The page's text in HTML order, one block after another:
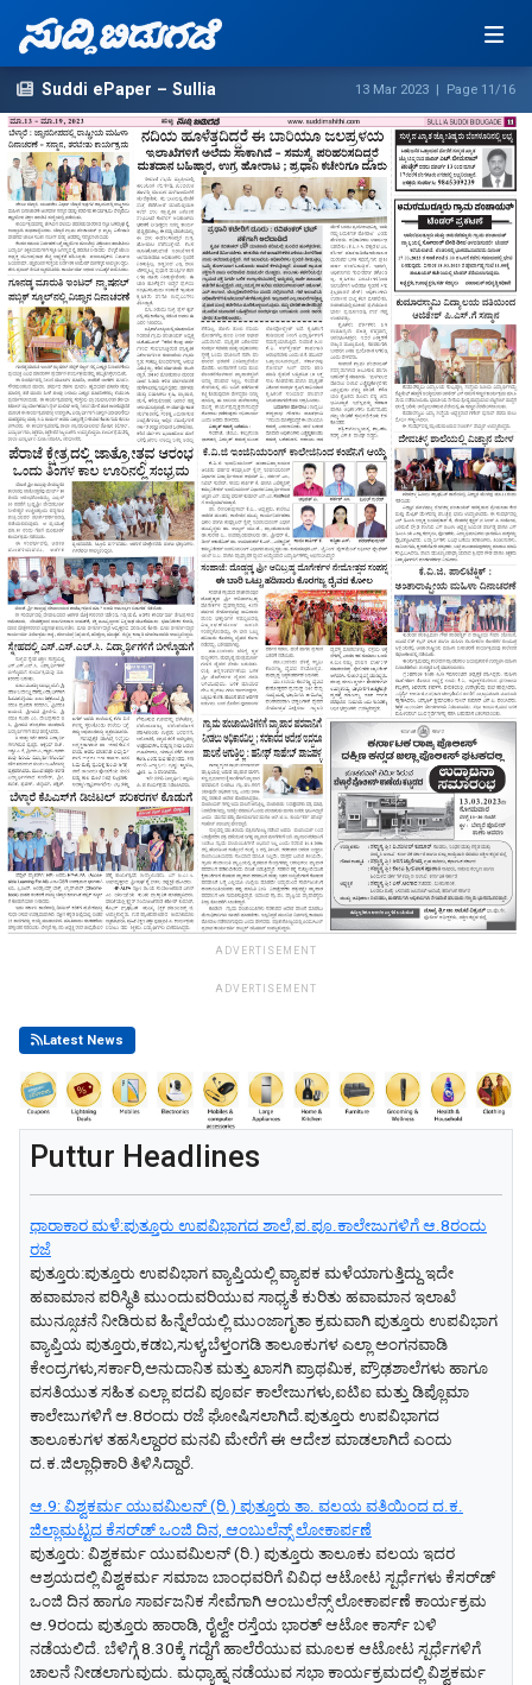
ADVERTISEMENT
Suddi ePaper – Sullia 13 Mar 2023 | Page 11/16
ADVERTISEMENT
Latest News
Puttur Headlines
ಧಾರಾಕಾರ ಮಳೆ:ಪುತ್ತೂರು ಉಪವಿಭಾಗದ ಶಾಲೆ,ಪ.ಪೂ.ಕಾಲೇಜುಗಳಿಗೆ ಆ.8ರಂದು
ರಜೆ
ಪುತ್ತೂರು:ಪುತ್ತೂರು ಉಪವಿಭಾಗ ವ್ಯಾಪ್ತಿಯಲ್ಲಿ ವ್ಯಾಪಕ ಮಳೆಯಾಗುತ್ತಿದ್ದು ಇದೇ
ಹವಾಮಾನ ಪರಿಸ್ಥಿತಿ ಮುಂದುವರಿಯುವ ಸಾಧ್ಯತೆ ಕುರಿತು ಹವಾಮಾನ ಇಲಾಖೆ
ಮುನ್ಸೂಚನೆ ನೀಡಿರುವ ಹಿನ್ನೆಲೆಯಲ್ಲಿ ಮುಂಜಾಗೃತಾ ಕ್ರಮವಾಗಿ ಪುತ್ತೂರು ಉಪವಿಭಾಗ
ವ್ಯಾಪ್ತಿಯ ಪುತ್ತೂರು,ಕಡಬ,ಸುಳ್ಯ,ಬೆಳ್ತಂಗಡಿ ತಾಲೂಕುಗಳ ಎಲ್ಲಾ ಅಂಗನವಾಡಿ
ಕೇಂದ್ರಗಳು,ಸರ್ಕಾರಿ,ಅನುದಾನಿತ ಮತ್ತು ಖಾಸಗಿ ಪ್ರಾಥಮಿಕ, ಪ್ರೌಢಶಾಲೆಗಳು ಹಾಗೂ
ವಸತಿಯುತ ಸಹಿತ ಎಲ್ಲಾ ಪದವಿ ಪೂರ್ವ ಕಾಲೇಜುಗಳು,ಐಟಿಐ ಮತ್ತು ಡಿಪ್ಲೊಮಾ
ಕಾಲೇಜುಗಳಿಗೆ ಆ.8ರಂದು ರಜೆ ಘೋಷಿಸಲಾಗಿದೆ.ಪುತ್ತೂರು ಉಪವಿಭಾಗದ
ತಾಲೂಕುಗಳ ತಹಸಿಲ್ದಾರರ ಮನವಿ ಮೇರೆಗೆ ಈ ಆದೇಶ ಮಾಡಲಾಗಿದೆ ಎಂದು
ದ.ಕ.ಜಿಲ್ಲಾಧಿಕಾರಿ ತಿಳಿಸಿದ್ದಾರೆ.
ಆ.9: ವಿಶ್ವಕರ್ಮ ಯುವಮಿಲನ್‌ (ರಿ.) ಪುತ್ತೂರು ತಾ. ವಲಯ ವತಿಯಿಂದ ದ.ಕ.
ಜಿಲ್ಲಾಮಟ್ಟದ ಕೆಸರ್‌ಡ್‌ ಒಂಜಿ ದಿನ, ಆಂಬುಲೆನ್ಸ್‌ ಲೋಕಾರ್ಪಣೆ
ಪುತ್ತೂರು: ವಿಶ್ವಕರ್ಮ ಯುವಮಿಲನ್‌ (ರಿ.) ಪುತ್ತೂರು ತಾಲೂಕು ವಲಯ ಇದರ
ಆಶ್ರಯದಲ್ಲಿ ವಿಶ್ವಕರ್ಮ ಸಮಾಜ ಬಾಂಧವರಿಗೆ ವಿವಿಧ ಆಟೋಟ ಸ್ಪರ್ಧೆಗಳು ಕೆಸರ್‌ಡ್‌
ಒಂಜಿ ದಿನ ಹಾಗೂ ಸಾರ್ವಜನಿಕ ಸೇವೆಗಾಗಿ ಆಂಬುಲೆನ್ಸ್‌ ಲೋಕಾರ್ಪಣೆ ಕಾರ್ಯಕ್ರಮ
ಆ.9ರಂದು ಪುತ್ತೂರು ಹಾರಾಡಿ, ರೈಲ್ವೇ ರಸ್ತೆಯ ಭಾರತ್‌ ಆಟೋ ಕಾರ್ಸ್‌ ಬಳಿ
ನಡೆಯಲಿದೆ. ಬೆಳಿಗ್ಗೆ 8.30ಕ್ಕೆ ಗದ್ದೆಗೆ ಹಾಲೆರೆಯುವ ಮೂಲಕ ಆಟೋಟ ಸ್ಪರ್ಧೆಗಳಿಗೆ
ಚಾಲನೆ ನೀಡಲಾಗುವುದು. ಮಧ್ಯಾಹ್ನ ನಡೆಯುವ ಸಭಾ ಕಾರ್ಯಕ್ರಮದಲ್ಲಿ ವಿಶ್ವಕರ್ಮ